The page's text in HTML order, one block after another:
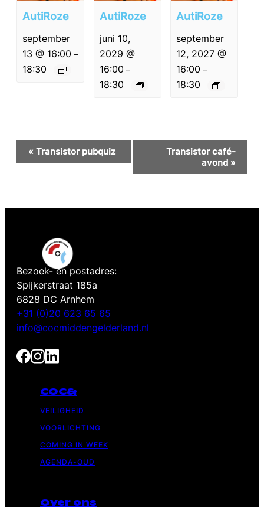
AutiRoze
september
13 @ 16:00 –
18:30
AutiRoze
juni 10,
2029 @
16:00 –
18:30
AutiRoze
september
12, 2027 @
16:00 –
18:30
Evenement
Navigatie
« Transistor pubquiz
Transistor café-
avond »
Bezoek- en postadres:
Spijkerstraat 185a
6828 DC Arnhem
+31 (0)20 623 65 65
info@cocmiddengelderland.nl
COC&
VEILIGHEID
VOORLICHTING
COMING IN WEEK
AGENDA-OUD
Over ons